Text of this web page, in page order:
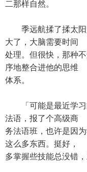
二那样自然。
季远航揉了揉太阳
大了，大脑需要时间
处理。但很快，那种
序地整合进他的思维
体系。
「可能是最近学习
法语，报了个高级商
务法语班，也许是因
这么多东西。挺好，
多掌握些技能总没错，